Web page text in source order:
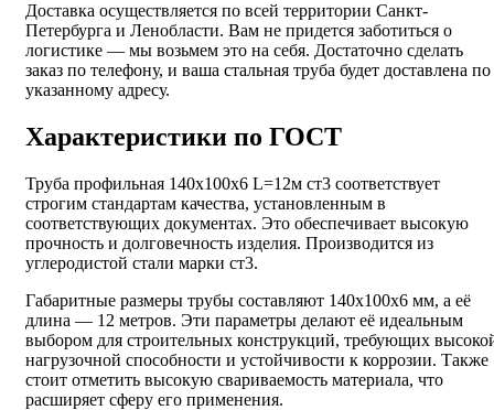
Доставка осуществляется по всей территории Санкт-
Петербурга и Ленобласти. Вам не придется заботиться о
логистике — мы возьмем это на себя. Достаточно сделать
заказ по телефону, и ваша стальная труба будет доставлена по
указанному адресу.
Характеристики по ГОСТ
Труба профильная 140х100х6 L=12м ст3 соответствует
строгим стандартам качества, установленным в
соответствующих документах. Это обеспечивает высокую
прочность и долговечность изделия. Производится из
углеродистой стали марки ст3.
Габаритные размеры трубы составляют 140х100х6 мм, а её
длина — 12 метров. Эти параметры делают её идеальным
выбором для строительных конструкций, требующих
нагрузочной способности и устойчивости к коррозии. Также
стоит отметить высокую свариваемость материала, что
расширяет сферу его применения.